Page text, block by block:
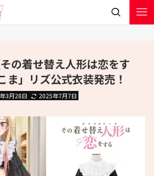
の着せ替え人形は恋をす
ま」リズ公式衣装発売！
3月28日 2025年7月7日